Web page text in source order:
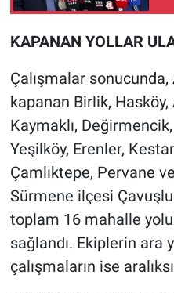
KAPANAN YOLLAR
Çalışmalar
kapanan Birlik,
Kaymaklı,
Yeşilköy, Erenler,
Çamlıktepe, Pervane
Sürmene ilçesi
toplam 16 mahalle
sağlandı. Ekiplerin ara
çalışmaların ise